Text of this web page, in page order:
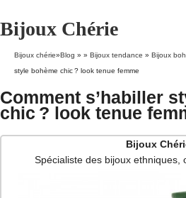
Bijoux Chérie
Bijoux chérie»Blog » » Bijoux tendance » Bijoux
style bohème chic ? look tenue femme
Comment s’habiller
chic ? look tenue
Bijoux
Spécialiste des bijoux ethniques,